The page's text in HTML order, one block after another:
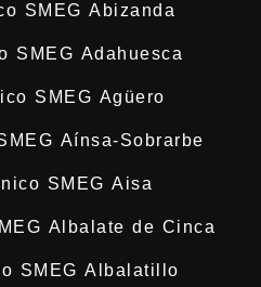
SMEG Abizanda
SMEG Adahuesca
SMEG Agüero
Aínsa-Sobrarbe
SMEG Aisa
Albalate de Cinca
SMEG Albalatillo